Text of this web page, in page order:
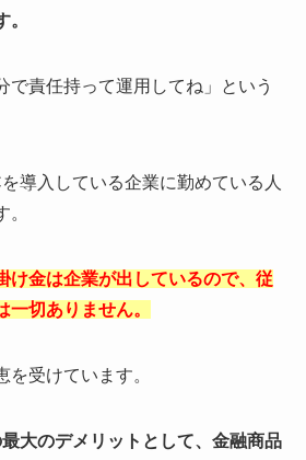
で責任持って運用してね」という
導入している企業に勤めている人
け金は企業が出しているので、従
切ありません。
を受けています。
大のデメリットとして、金融商品